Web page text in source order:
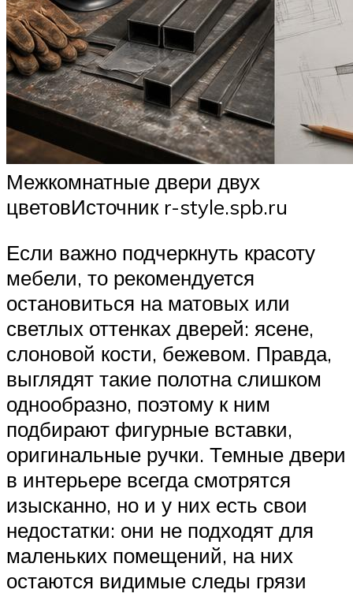
Межкомнатные двери двух
цветовИсточник r-style.spb.ru
Если важно подчеркнуть красоту
мебели, то рекомендуется
остановиться на матовых или
светлых оттенках дверей: ясене,
слоновой кости, бежевом. Правда,
выглядят такие полотна слишком
однообразно, поэтому к ним
подбирают фигурные вставки,
оригинальные ручки. Темные двери
в интерьере всегда смотрятся
изысканно, но и у них есть свои
недостатки: они не подходят для
маленьких помещений, на них
остаются видимые следы грязи